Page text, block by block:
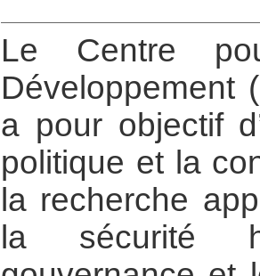
Le Centre
Développement
a pour objectif
politique et la
la recherche
la sécurité